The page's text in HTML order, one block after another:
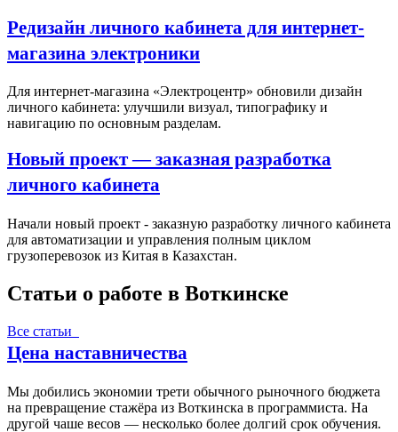
Редизайн личного кабинета для интернет-
магазина электроники
Для интернет-магазина «Электроцентр» обновили дизайн
личного кабинета: улучшили визуал, типографику и
навигацию по основным разделам.
Новый проект — заказная разработка
личного кабинета
Начали новый проект - заказную разработку личного кабинета
для автоматизации и управления полным циклом
грузоперевозок из Китая в Казахстан.
Статьи о работе в Воткинске
Все статьи
Цена наставничества
Мы добились экономии трети обычного рыночного бюджета
на превращение стажёра из Воткинска в программиста. На
другой чаше весов — несколько более долгий срок обучения.